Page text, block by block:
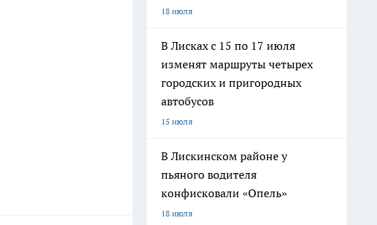
18 июля
В Лисках с 15 по 17 июля
изменят маршруты четырех
городских и пригородных
автобусов
15 июля
В Лискинском районе у
пьяного водителя
конфисковали «Опель»
18 июля